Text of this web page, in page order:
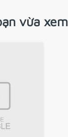
vừa xem